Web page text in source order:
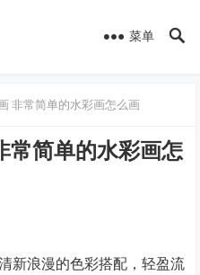
菜单
非常简单的水彩画怎么画
常简单的水彩画怎
新浪漫的色彩搭配，轻盈流